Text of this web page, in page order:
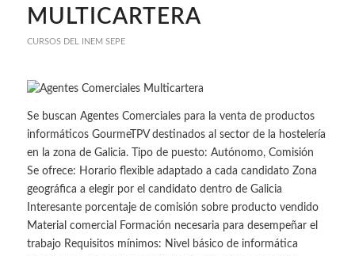
MULTICARTERA
CURSOS DEL INEM SEPE
Se buscan Agentes Comerciales para la venta de productos
informáticos GourmeTPV destinados al sector de la hostelería
en la zona de Galicia. Tipo de puesto: Autónomo, Comisión
Se ofrece: Horario flexible adaptado a cada candidato Zona
geográfica a elegir por el candidato dentro de Galicia
Interesante porcentaje de comisión sobre producto vendido
Material comercial Formación necesaria para desempeñar el
trabajo Requisitos mínimos: Nivel básico de informática